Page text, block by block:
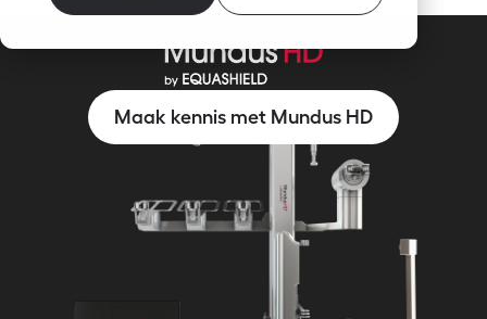
Maak kennis met Mundus HD